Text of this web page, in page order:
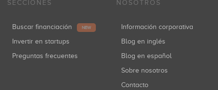
SECCIONES
Buscar financiación NEW
Invertir en startups
Preguntas frecuentes
NOSOTROS
Información corporativa
Blog en inglés
Blog en español
Sobre nosotros
Contacto